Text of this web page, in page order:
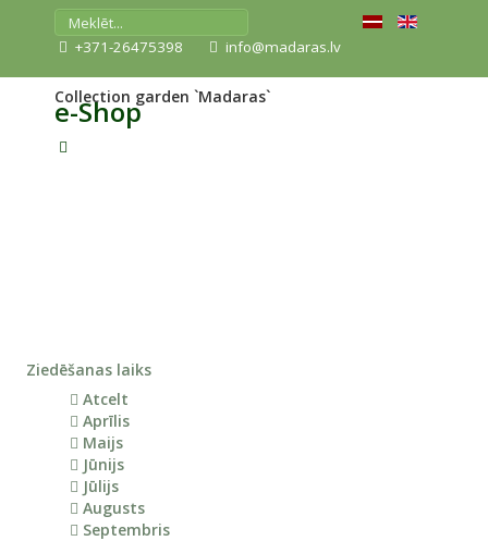
+371-26475398 info@madaras.lv
e-Shop
Collection garden `Madaras`
Ziedēšanas laiks
Atcelt
Aprīlis
Maijs
Jūnijs
Jūlijs
Augusts
Septembris